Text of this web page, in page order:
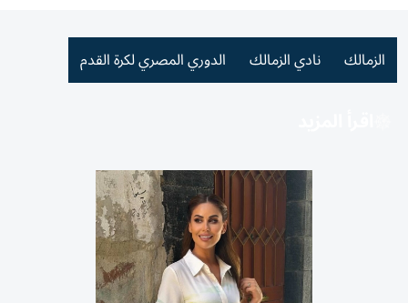
الزمالك نادي الزمالك الدوري المصري لكرة القدم